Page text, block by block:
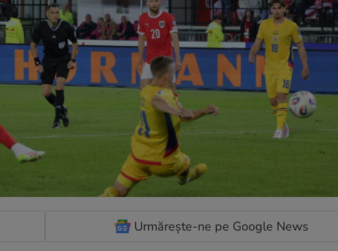
Urmărește-ne pe Google News